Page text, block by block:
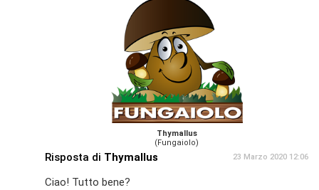
Thymallus
(Fungaiolo)
Risposta di Thymallus 23 Marzo 2020 12:06
Ciao! Tutto bene?